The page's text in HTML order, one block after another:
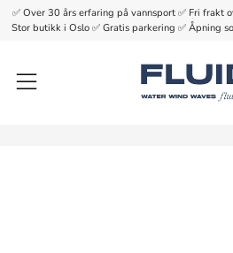
✅ Over 30 års erfaring på vannsport ✅ Fri frakt
Stor butikk i Oslo ✅ Gratis parkering ✅ Åpning
Meny
{{currency}}{{discount}}